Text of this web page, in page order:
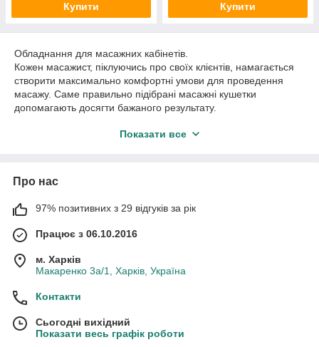
Купити Купити
Обладнання для масажних кабінетів.
Кожен масажист, піклуючись про своїх клієнтів, намагається
створити максимально комфортні умови для проведення
масажу. Саме правильно підібрані масажні кушетки
допомагають досягти бажаного результату.
Кушетки з високоякісної еко шкіри.
максимального розслаблення.
Підкресліть свій професіоналізм, обладнайте масажний
салон найкращої меблями.
Працюємо по всій Україні.
Показати все
Про нас
97% позитивних з 29 відгуків за рік
Працює з 06.10.2016
м. Харків
Макаренко 3а/1, Харків, Україна
Контакти
Сьогодні вихідний
Показати весь графік роботи